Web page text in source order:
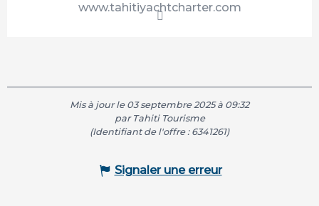
www.tahitiyachtcharter.com
Mis à jour le 03 septembre 2025 à 09:32
par Tahiti Tourisme
(Identifiant de l'offre : 6341261)
Signaler une erreur